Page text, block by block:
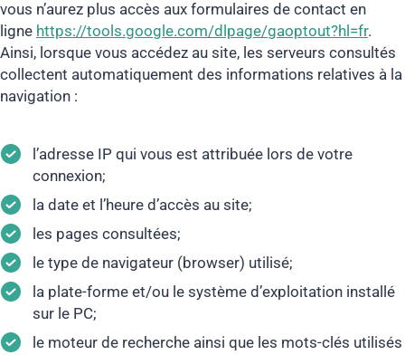
vous n’aurez plus accès aux formulaires de contact en
ligne https://tools.google.com/dlpage/gaoptout?hl=fr.
Ainsi, lorsque vous accédez au site, les serveurs consultés
collectent automatiquement des informations relatives à la
navigation :
l’adresse IP qui vous est attribuée lors de votre
connexion;
la date et l’heure d’accès au site;
les pages consultées;
le type de navigateur (browser) utilisé;
la plate-forme et/ou le système d’exploitation installé
sur le PC;
le moteur de recherche ainsi que les mots-clés utilisés